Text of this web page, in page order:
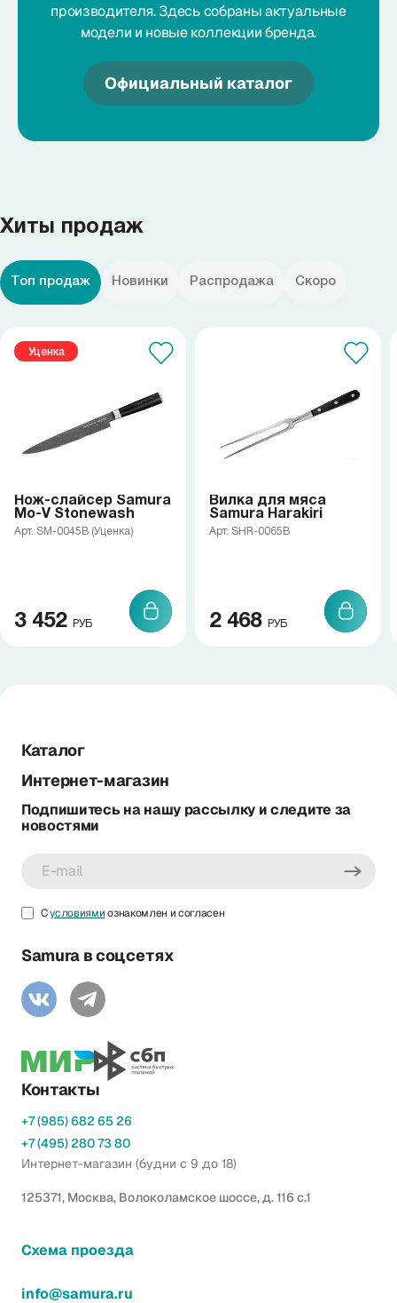
производителя. Здесь собраны актуальные
модели и новые коллекции бренда.
Официальный каталог
Хиты продаж
Топ продаж Новинки Распродажа Скоро
Уценка
Нож-слайсер Samura
Mo-V Stonewash
Арт. SM-0045B (Уценка)
3 452 РУБ
Вилка для мяса
Samura Harakiri
Арт. SHR-0065B
2 468 РУБ
Каталог
Интернет-магазин
Подпишитесь на нашу рассылку и следите за
новостями
Сусловиямиознакомлен и согласен
Samura в соцсетях
Контакты
+7 (985) 682 65 26
+7 (495) 280 73 80
Интернет-магазин (будни с 9 до 18)
125371, Москва, Волоколамское шоссе, д. 116 с.1
Схема проезда
info@samura.ru